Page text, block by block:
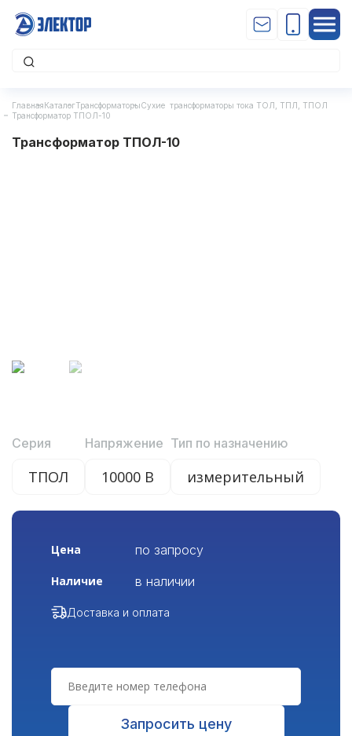
ГлавнаяКаталогТрансформаторыСухие трансформаторы тока ТОЛ, ТПЛ, ТПОЛ
Трансформатор ТПОЛ-10
Трансформатор ТПОЛ-10
Серия
ТПОЛ
Напряжение
10000 В
Тип по назначению
измерительный
Цена по запросу
Наличие в наличии
Доставка и оплата
Запросить цену